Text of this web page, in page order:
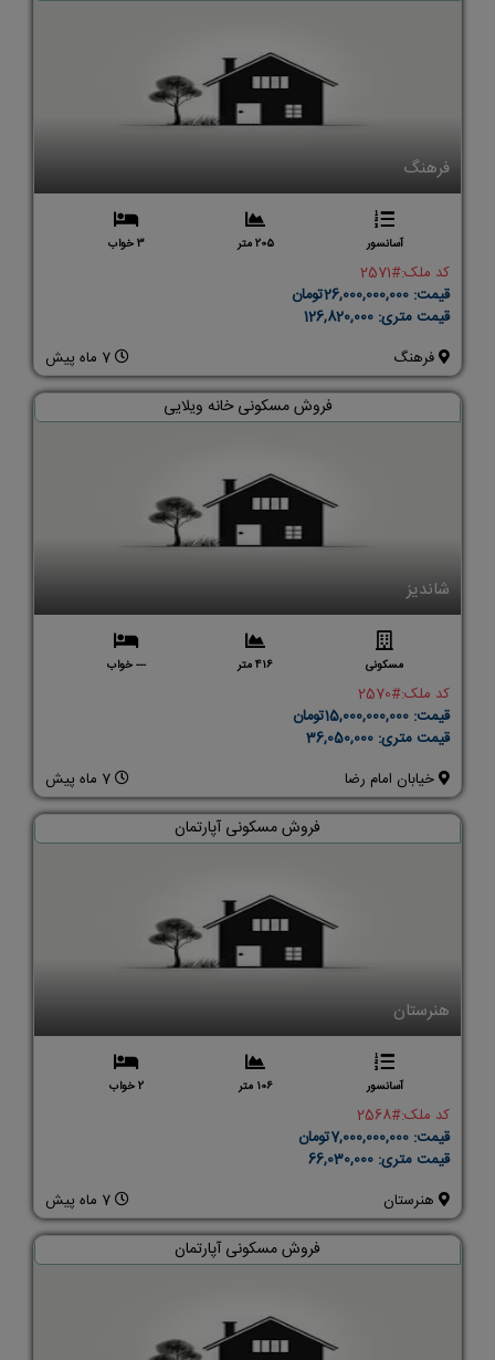
فرهنگ
آسانسور 205 متر 3 خواب
کد ملک:#2571
قیمت:
قیمت متری:
7 ماه پیش
فرهنگ
شاندیز
فروش مسکونی خانه ویلایی
مسکونی 416 متر --- خواب
کد ملک:#2570
قیمت:
قیمت متری:
7 ماه پیش
خیابان امام رضا
هنرستان
فروش مسکونی آپارتمان
آسانسور 106 متر 2 خواب
کد ملک:#2568
قیمت:
قیمت متری:
7 ماه پیش
هنرستان
فروش مسکونی آپارتمان